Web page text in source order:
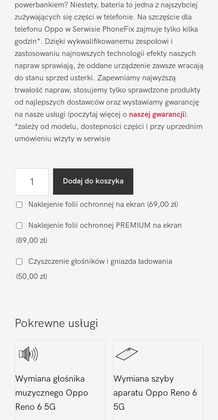
powerbankiem? Niestety, bateria to jedna z najszybciej
zużywających się części w telefonie. Na szczęście dla
telefonu Oppo w Serwisie PhoneFix zajmuje tylko kilka
godzin*. Dzięki wykwalifikowanemu zespołowi i
zastosowaniu najnowszych technologii efekty naszych
napraw sprawiają, że oddane urządzenie zawsze wracają
do stanu sprzed usterki. Zapewniamy najwyższą
trwałość napraw, stosujemy tylko sprawdzone produkty
od najlepszych dostawców oraz wystawiamy gwarancję
na nasze usługi (poczytaj więcej o naszej gwarancji).
*zależy od modelu, dostepności części i przy uprzednim
umówieniu wizyty w serwisie
baterii
oryginalną
Oppo
Reno
6
Dodaj do koszyka
Naklejenie folii ochronnej na ekran (69,00 zł)
Naklejenie folii ochronnej PREMIUM na ekran
(89,00 zł)
Czyszczenie głośników i gniazda ładowania
(50,00 zł)
Pokrewne usługi
Wymiana głośnika
muzycznego Oppo
Reno 6 5G
Wymiana szyby
aparatu Oppo Reno 6
5G